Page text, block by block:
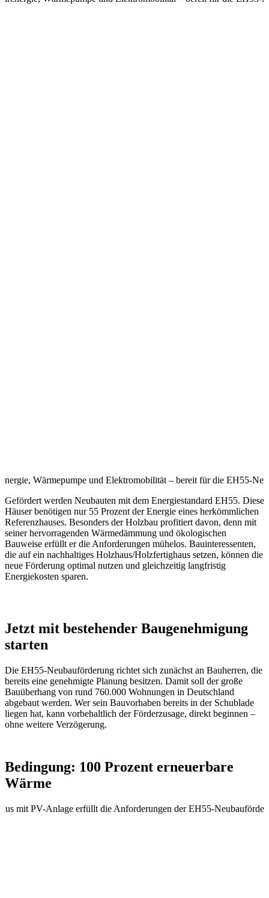
Wärmepumpe und Elektromobilität – bereit für die EH55-
Gefördert werden Neubauten mit dem Energiestandard EH55. Diese
Häuser benötigen nur 55 Prozent der Energie eines herkömmlichen
Referenzhauses. Besonders der Holzbau profitiert davon, denn mit
seiner hervorragenden Wärmedämmung und ökologischen
Bauweise erfüllt er die Anforderungen mühelos. Bauinteressenten,
die auf ein nachhaltiges Holzhaus/Holzfertighaus setzen, können die
neue Förderung optimal nutzen und gleichzeitig langfristig
Energiekosten sparen.
Jetzt mit bestehender Baugenehmigung
starten
Die EH55-Neubauförderung richtet sich zunächst an Bauherren, die
bereits eine genehmigte Planung besitzen. Damit soll der große
Bauüberhang von rund 760.000 Wohnungen in Deutschland
abgebaut werden. Wer sein Bauvorhaben bereits in der Schublade
liegen hat, kann vorbehaltlich der Förderzusage, direkt beginnen –
ohne weitere Verzögerung.
Bedingung: 100 Prozent erneuerbare
Wärme